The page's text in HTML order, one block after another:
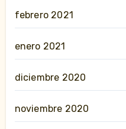
febrero 2021
enero 2021
diciembre 2020
noviembre 2020